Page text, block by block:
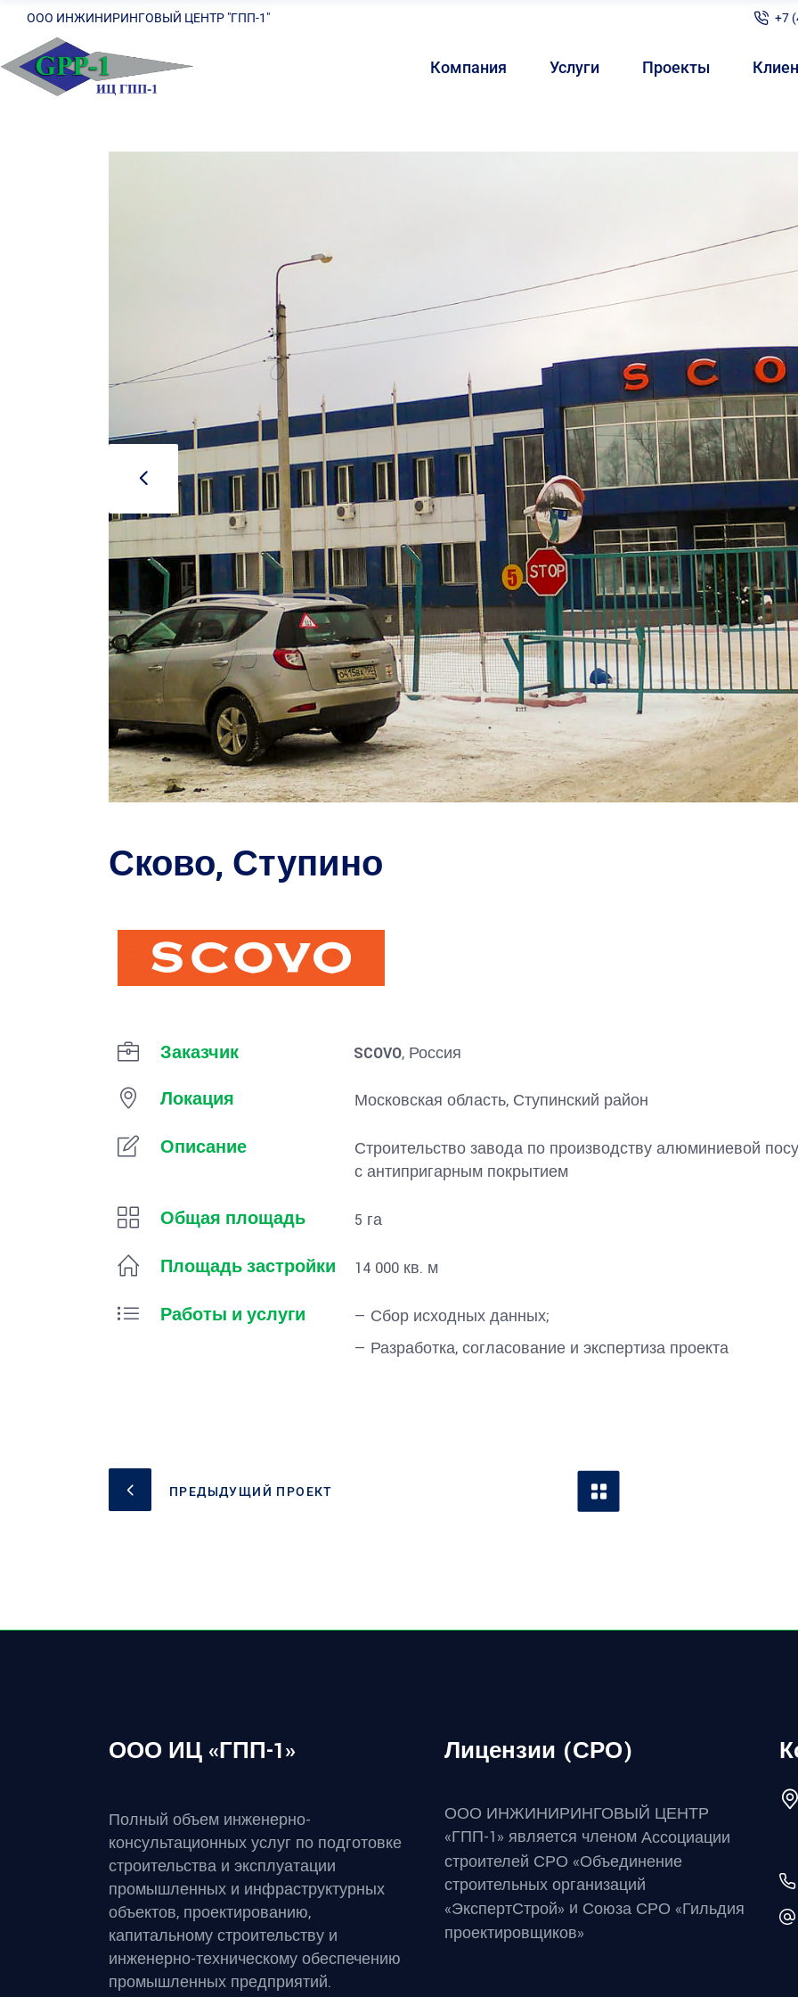
ООО ИНЖИНИРИНГОВЫЙ ЦЕНТР "ГПП-1" +7
Компания Услуги Проекты
Сково, Ступино
Заказчик SCOVO, Россия
Локация Московская область, Ступинский район
Описание
Строительство завода по производству алюминиевой
с антипригарным покрытием
Общая площадь 5 га
Площадь застройки 14 000 кв. м
Работы и услуги
— Сбор исходных данных;
— Разработка, согласование и экспертиза проекта
ПРЕДЫДУЩИЙ ПРОЕКТ
ООО ИЦ «ГПП-1»
Полный объем инженерно-
консультационных услуг по подготовке
строительства и эксплуатации
промышленных и инфраструктурных
объектов, проектированию,
капитальному строительству и
инженерно-техническому обеспечению
промышленных предприятий.
Лицензии (СРО)
ООО ИНЖИНИРИНГОВЫЙ ЦЕНТР
«ГПП-1» является членом Ассоциации
строителей СРО «Объединение
строительных организаций
«ЭкспертСтрой» и Союза СРО «Гильдия
проектировщиков»